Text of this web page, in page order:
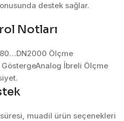
destek sağlar.
Notları
Ölçme
GöstergeAnalog İbreli Ölçme
muadil ürün seçenekleri